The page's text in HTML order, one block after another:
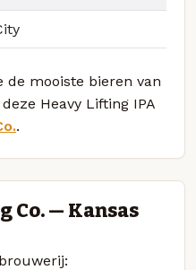
de mooiste bieren van
Heavy Lifting IPA
.
Co. — Kansas